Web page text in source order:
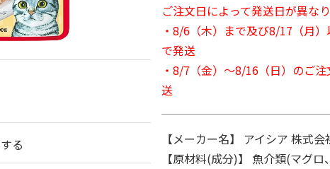
る
ご注文日によって発送日が異な
・8/6（木）まで及び8/17（月
で発送
・8/7（金）～8/16（日）のご
送
【メーカー名】 アイシア 株式会
【原材料(成分)】 魚介類(マグ